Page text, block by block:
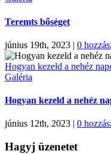
Teremts bőséget
június 19th, 2023 | 0
Hogyan kezeld a nehéz
Galéria
Hogyan kezeld a nehéz
június 12th, 2023 | 0
Hagyj üzenetet